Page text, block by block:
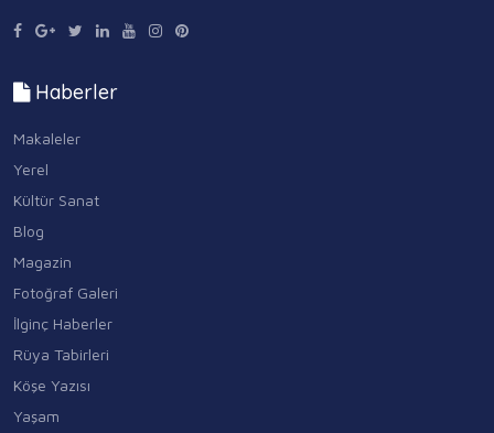
Haberler
Makaleler
Yerel
Kültür Sanat
Blog
Magazin
Fotoğraf Galeri
İlginç Haberler
Rüya Tabirleri
Köşe Yazısı
Yaşam